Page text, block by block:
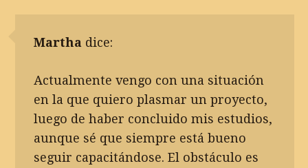
Martha dice:
Actualmente vengo con una situación
en la que quiero plasmar un proyecto,
luego de haber concluido mis estudios,
aunque sé que siempre está bueno
seguir capacitándose. El obstáculo es